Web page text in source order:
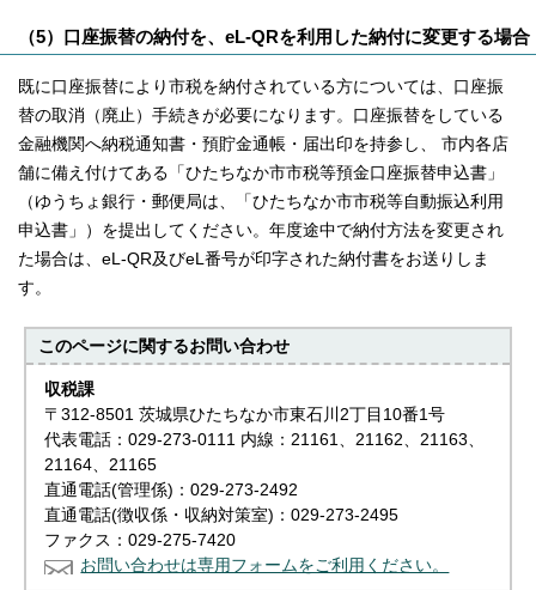
（5）口座振替の納付を、eL-QRを利用した納付に変更する場合
既に口座振替により市税を納付されている方については、口座振
替の取消（廃止）手続きが必要になります。口座振替をしている
金融機関へ納税通知書・預貯金通帳・届出印を持参し、 市内各店
舗に備え付けてある「ひたちなか市市税等預金口座振替申込書」
（ゆうちょ銀行・郵便局は、「ひたちなか市市税等自動振込利用
申込書」）を提出してください。年度途中で納付方法を変更され
た場合は、eL-QR及びeL番号が印字された納付書をお送りしま
す。
このページに関するお問い合わせ
収税課
〒312-8501 茨城県ひたちなか市東石川2丁目10番1号
代表電話：029-273-0111 内線：21161、21162、21163、
21164、21165
直通電話(管理係)：029-273-2492
直通電話(徴収係・収納対策室)：029-273-2495
ファクス：029-275-7420
お問い合わせは専用フォームをご利用ください。